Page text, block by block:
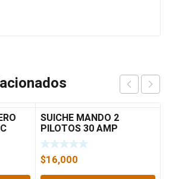
SUICHE MANDO 2
PILOTOS 30 AMP
$16,000